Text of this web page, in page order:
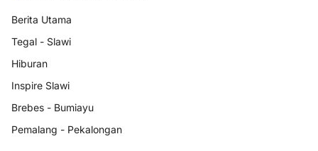
Berita Utama
Tegal - Slawi
Hiburan
Inspire Slawi
Brebes - Bumiayu
Pemalang - Pekalongan